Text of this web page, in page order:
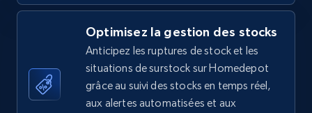
TikTok Shop - discover records by shop url
URL, Title, Available, Description, Currency, Initial
price, Final price, Discount percent, and more.
Optimisez la gestion des stocks
Anticipez les ruptures de stock et les
situations de surstock sur Homedepot
grâce au suivi des stocks en temps réel,
aux alertes automatisées et aux